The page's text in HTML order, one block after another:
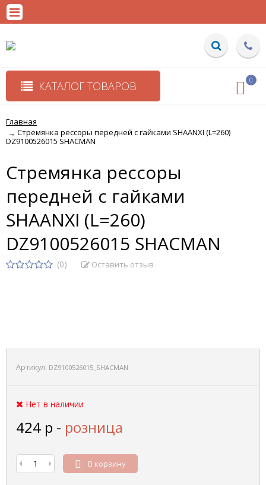
КАТАЛОГ ТОВАРОВ 0
Главная
→ Стремянка рессоры передней с гайками SHAANXI (L=260)
DZ9100526015 SHACMAN
Стремянка рессоры
передней с гайками
SHAANXI (L=260)
DZ9100526015 SHACMAN
(0) Оставить отзыв
Артикул: DZ9100526015_SHACMAN
Нет в наличии
424 р - розница
В корзину